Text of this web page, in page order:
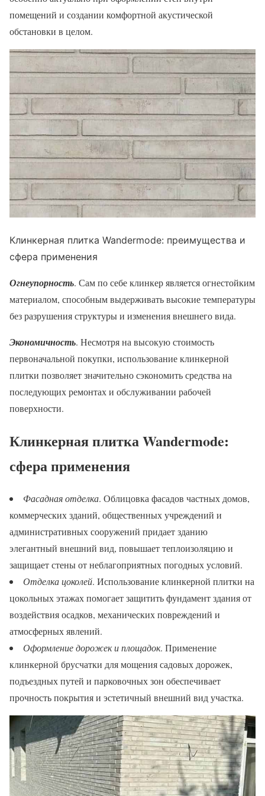
помещений и создании комфортной акустической
обстановки в целом.
Клинкерная плитка Wandermode: преимущества и
сфера применения
Огнеупорность. Сам по себе клинкер является огнестойким
материалом, способным выдерживать высокие температуры
без разрушения структуры и изменения внешнего вида.
Экономичность. Несмотря на высокую стоимость
первоначальной покупки, использование клинкерной
плитки позволяет значительно сэкономить средства на
последующих ремонтах и обслуживании рабочей
поверхности.
Клинкерная плитка Wandermode:
сфера применения
Фасадная отделка. Облицовка фасадов частных домов,
коммерческих зданий, общественных учреждений и
административных сооружений придает зданию
элегантный внешний вид, повышает теплоизоляцию и
защищает стены от неблагоприятных погодных условий.
Отделка цоколей. Использование клинкерной плитки на
цокольных этажах помогает защитить фундамент здания от
воздействия осадков, механических повреждений и
атмосферных явлений.
Оформление дорожек и площадок. Применение
клинкерной брусчатки для мощения садовых дорожек,
подъездных путей и парковочных зон обеспечивает
прочность покрытия и эстетичный внешний вид участка.